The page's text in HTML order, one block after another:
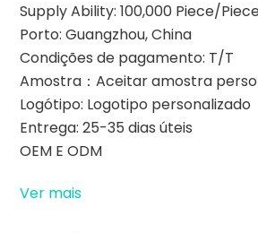
Supply Ability: 100,000 Piece/
Porto: Guangzhou, China
Condições de pagamento: T/T
Amostra：Aceitar amostra
Logótipo: Logotipo personalizado
Entrega: 25-35 dias úteis
OEM E ODM
Ver mais